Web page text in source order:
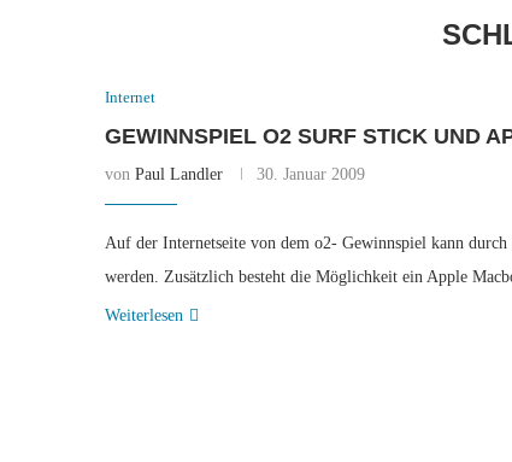
Internet
GEWINNSPIEL O2 SURF STICK UND
von Paul Landler 30. Januar 2009
Auf der Internetseite von dem o2- Gewinnspiel kann
werden. Zusätzlich besteht die Möglichkeit ein Apple
Weiterlesen